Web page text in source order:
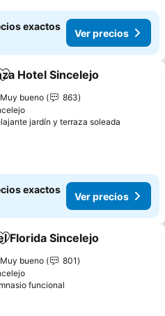
exactos
Ver precios
Agregar a favoritos
Hotel Sincelejo
Muy bueno
863
jardín y terraza soleada
exactos
Ver precios
Agregar a favoritos
Florida Sincelejo
Muy bueno
801
funcional